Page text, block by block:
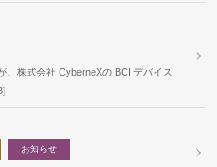
株式会社 CyberneXの BCI デバイス
お知らせ